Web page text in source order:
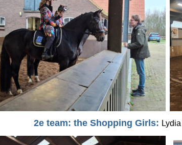
2e team: the Shopping Girls: